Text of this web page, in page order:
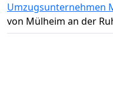
Umzugsunternehmen
von Mülheim an der